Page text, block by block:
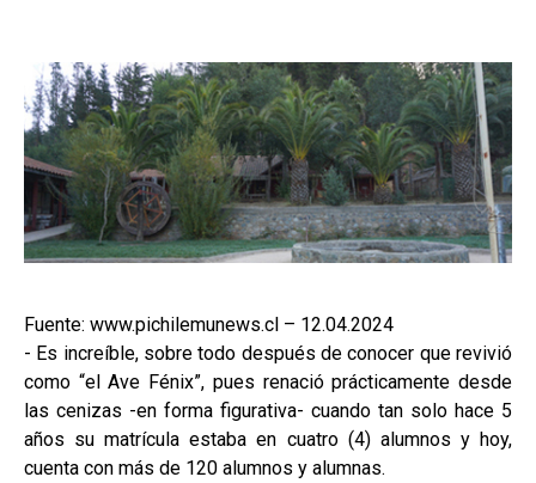
Fuente: www.pichilemunews.cl – 12.04.2024
- Es increíble, sobre todo después de conocer que revivió
como “el Ave Fénix”, pues renació prácticamente desde
las cenizas -en forma figurativa- cuando tan solo hace 5
años su matrícula estaba en cuatro (4) alumnos y hoy,
cuenta con más de 120 alumnos y alumnas.